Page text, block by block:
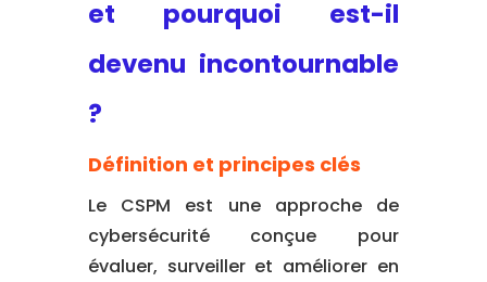
et pourquoi est-il
devenu incontournable
?
Définition et principes clés
Le CSPM est une approche de
cybersécurité conçue pour
évaluer, surveiller et améliorer en